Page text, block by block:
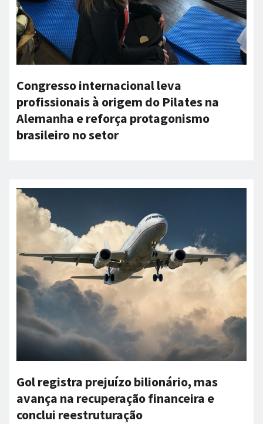
Congresso internacional leva
profissionais à origem do Pilates na
Alemanha e reforça protagonismo
brasileiro no setor
Gol registra prejuízo bilionário, mas
avança na recuperação financeira e
conclui reestruturação